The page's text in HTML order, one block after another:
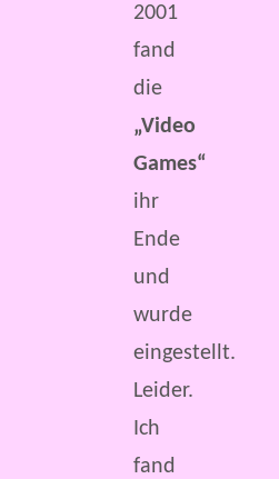
2001
fand
die
„Video
Games“
ihr
Ende
und
wurde
eingestellt.
Leider.
Ich
fand